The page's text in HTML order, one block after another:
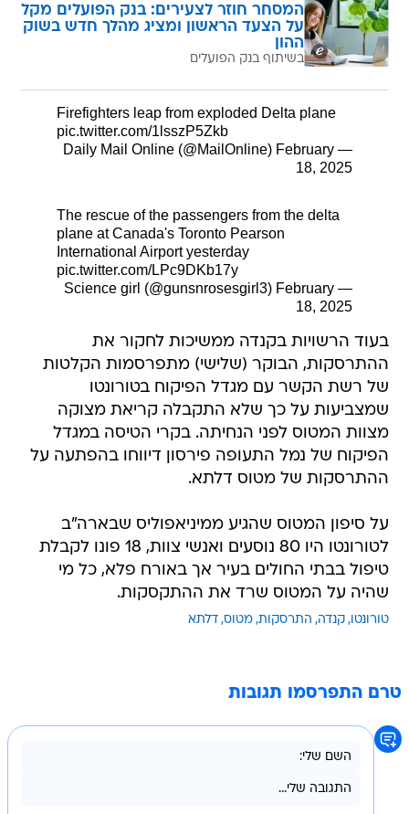
המסחר חוזר לצעירים: בנק הפועלים מקל
על הצעד הראשון ומציג מהלך חדש בשוק
ההון
בשיתוף בנק הפועלים
Firefighters leap from exploded Delta plane
pic.twitter.com/1lsszP5Zkb
— Daily Mail Online (@MailOnline)
February
18, 2025
The rescue of the passengers from the delta
plane at Canada's Toronto Pearson
International Airport yesterday
pic.twitter.com/LPc9DKb17y
— Science girl (@gunsnrosesgirl3)
February
18, 2025
בעוד הרשויות בקנדה ממשיכות לחקור את
ההתרסקות, הבוקר (שלישי) מתפרסמות הקלטות
של רשת הקשר עם מגדל הפיקוח בטורונטו
שמצביעות על כך שלא התקבלה קריאת מצוקה
מצוות המטוס לפני הנחיתה. בקרי הטיסה במגדל
הפיקוח של נמל התעופה פירסון דיווחו בהפתעה על
ההתרסקות של מטוס דלתא.
על סיפון המטוס שהגיע ממיניאפוליס שבארה"ב
לטורונטו היו 80 נוסעים ואנשי צוות, 18 פונו לקבלת
טיפול בבתי החולים בעיר אך באורח פלא, כל מי
שהיה על המטוס שרד את ההתקסקות.
טורונטו קנדה התרסקות מטוס דלתא
טרם התפרסמו תגובות